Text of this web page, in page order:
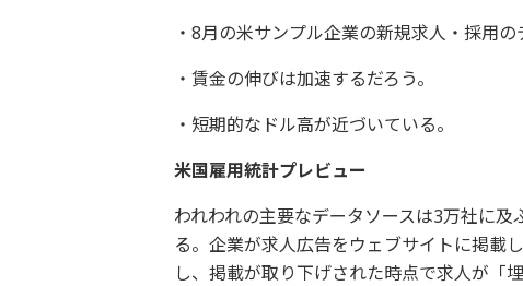
・8月の米サンプル企業の新規求人・採用の
・賃金の伸びは加速するだろう。
・短期的なドル高が近づいている。
米国雇用統計プレビュー
われわれの主要なデータソースは3万社に
る。企業が求人広告をウェブサイトに掲載
し、掲載が取り下げされた時点で求人が「